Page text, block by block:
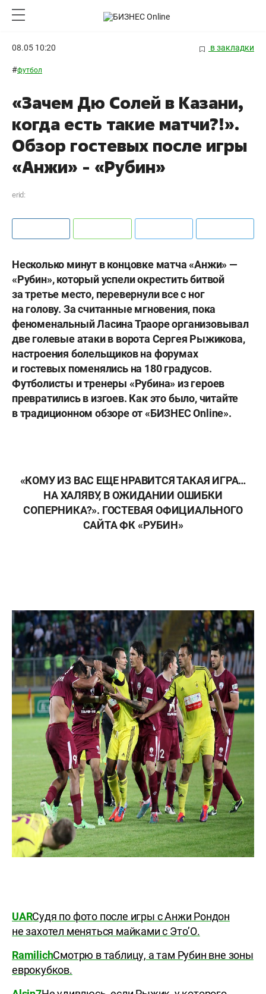
08.05 10:20 в закладки
#футбол
«Зачем Дю Солей в Казани,
когда есть такие матчи?!».
Обзор гостевых после игры
«Анжи» - «Рубин»
erid:
Несколько минут в концовке матча «Анжи» —
«Рубин», который успели окрестить битвой
за третье место, перевернули все с ног
на голову. За считанные мгновения, пока
феноменальный Ласина Траоре организовывал
две голевые атаки в ворота Сергея Рыжикова,
настроения болельщиков на форумах
и гостевых поменялись на 180 градусов.
Футболисты и тренеры «Рубина» из героев
превратились в изгоев. Как это было, читайте
в традиционном обзоре от «БИЗНЕС Online».
«КОМУ ИЗ ВАС ЕЩЕ НРАВИТСЯ ТАКАЯ ИГРА…
НА ХАЛЯВУ, В ОЖИДАНИИ ОШИБКИ
СОПЕРНИКА?». ГОСТЕВАЯ ОФИЦИАЛЬНОГО
САЙТА ФК «РУБИН»
UARСудя по фото после игры с Анжи Рондон
не захотел меняться майками с Это’О.
RamilichCмотрю в таблицу, а там Рубин вне зоны
еврокубков.